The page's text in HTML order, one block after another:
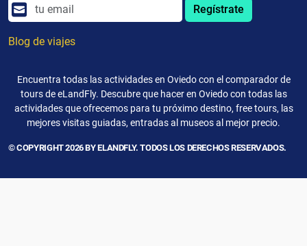
Regístrate
Blog de viajes
Encuentra todas las actividades en Oviedo con el comparador de
tours de eLandFly. Descubre que hacer en Oviedo con todas las
actividades que ofrecemos para tu próximo destino, free tours, las
mejores visitas guiadas, entradas al museos al mejor precio.
© COPYRIGHT 2026 BY ELANDFLY. TODOS LOS DERECHOS RESERVADOS.